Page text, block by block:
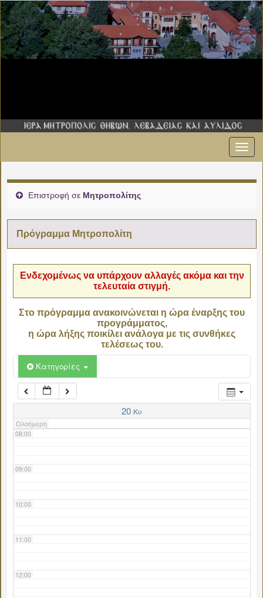
Επιστροφή σε Μητροπολίτης
Πρόγραμμα Μητροπολίτη
Ενδεχομένως να υπάρχουν αλλαγές ακόμα και την
τελευταία στιγμή.
Στο πρόγραμμα ανακοινώνεται η ώρα έναρξης του
προγράμματος,
η ώρα λήξης ποικίλει ανάλογα με τις συνθήκες
τελέσεως του.
Κατηγορίες
20 Κυ
Ολοήμερη
02:00
06:00
07:00
08:00
09:00
10:00
11:00
12:00